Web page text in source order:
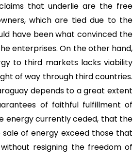
that underlie are the free
which are tied due to the
have been what convinced the
enterprises. On the other hand,
to third markets lacks viability
of way through third countries.
depends to a great extent
of faithful fulfillment of
energy currently ceded, that the
of energy exceed those that
resigning the freedom of